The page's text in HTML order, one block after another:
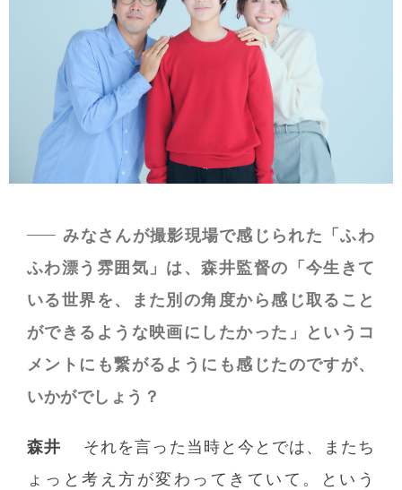
みなさんが撮影現場で感じられた「ふわ
ふわ漂う雰囲気」は、森井監督の「今生きて
いる世界を、また別の角度から感じ取ること
ができるような映画にしたかった」というコ
メントにも繋がるようにも感じたのですが、
いかがでしょう？
森井
それを言った当時と今とでは、またち
ょっと考え方が変わってきていて。という